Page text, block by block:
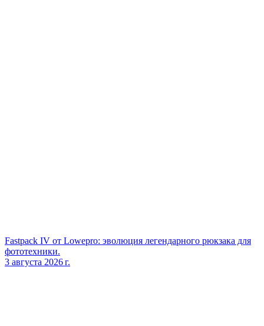
Fastpack IV от Lowepro: эволюция легендарного рюкзака для
фототехники.
3 августа 2026 г.